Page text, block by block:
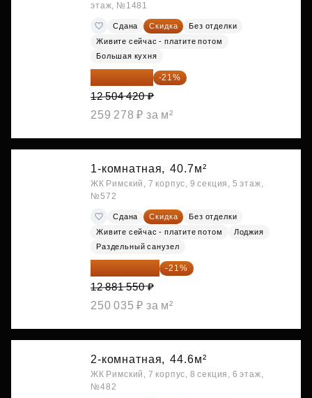
этаж, №1481
Сдана Скидка
Без отделки
Живите сейчас - платите потом
Большая кухня
-21%
12 504 420 ₽
259 278 ₽ за м²
1-комнатная, 40.7м²
ЖК Римский, 7 корпус, 9 секция, 5 этаж,
№572
Сдана Скидка
Без отделки
Живите сейчас - платите потом
Лоджия
Раздельный санузел
10 176 425 ₽ -21%
12 881 550 ₽
250 035 ₽ за м²
2-комнатная, 44.6м²
ЖК Римский, 7 корпус, 8 секция, 6 этаж,
№482